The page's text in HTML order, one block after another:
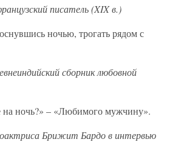
писатель (XIX в.)
ночью, трогать рядом с
сборник любовной
на ночь?» – «Любимого мужчину».
Брижит Бардо в интервью